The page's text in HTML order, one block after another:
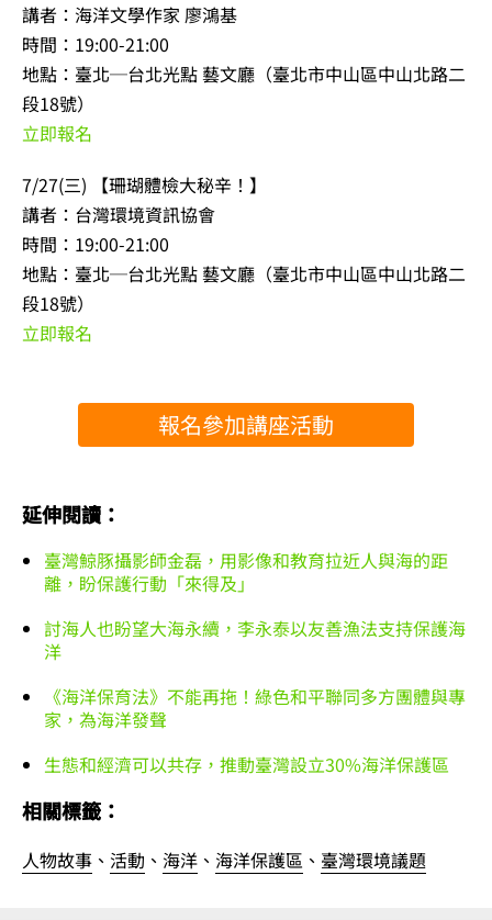
講者：海洋文學作家 廖鴻基
時間：19:00-21:00
地點：臺北─台北光點 藝文廳（臺北市中山區中山北路二
段18號）
立即報名
7/27(三) 【珊瑚體檢大秘辛！】
講者：台灣環境資訊協會
時間：19:00-21:00
地點：臺北─台北光點 藝文廳（臺北市中山區中山北路二
段18號）
立即報名
報名參加講座活動
延伸閱讀：
臺灣鯨豚攝影師金磊，用影像和教育拉近人與海的距
離，盼保護行動「來得及」
討海人也盼望大海永續，李永泰以友善漁法支持保護海
洋
《海洋保育法》不能再拖！綠色和平聯同多方團體與專
家，為海洋發聲
生態和經濟可以共存，推動臺灣設立30%海洋保護區
相關標籤：
人物故事 、 活動 、 海洋 、 海洋保護區 、 臺灣環境議題